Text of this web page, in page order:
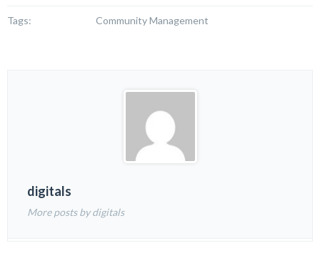
Tags: Community Management
digitals
More posts by digitals